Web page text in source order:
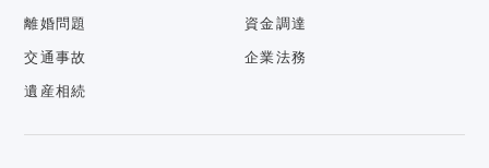
離婚問題 資金調達
交通事故 企業法務
遺産相続